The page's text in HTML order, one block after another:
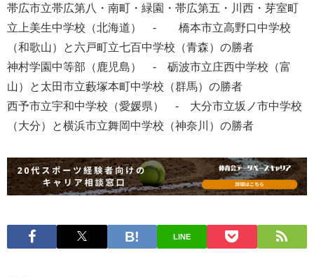
帯広市立帯広第八・南町・緑園・帯広第五・川西・芽室町
立上美生中学校（北海道） - 橋本市立高野口中学校
（和歌山）と六戸町立七百中学校（青森）の勝者
神村学園中等部（鹿児島） - 砺波市立庄西中学校（富
山）と太田市立藪塚本町中学校（群馬）の勝者
西予市立宇和中学校（愛媛県） - 大分市立坂ノ市中学校
（大分）と横浜市立舞岡中学校（神奈川）の勝者
LINE